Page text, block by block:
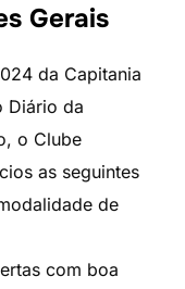
Gerais
da Capitania
Diário da
o Clube
as seguintes
de
com boa